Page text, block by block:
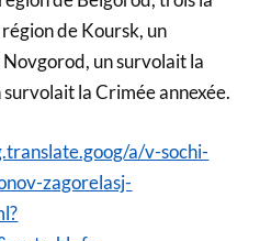
de Koursk, un
un survolait la
la Crimée annexée.
a/v-sochi-
zagorelasj-